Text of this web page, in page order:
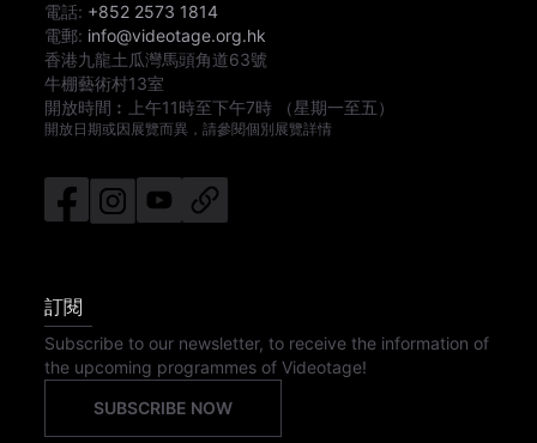
電話: +852 2573 1814
電郵: info@videotage.org.hk
香港九龍土瓜灣馬頭角道63號
牛棚藝術村13室
開放時間︰
上午11時至下午7時 （星期一至五）
開放日期或因展覽而異，請參閱個別展覽詳情
訂閱
Subscribe to our newsletter, to receive the information of
the upcoming programmes of Videotage!
SUBSCRIBE NOW